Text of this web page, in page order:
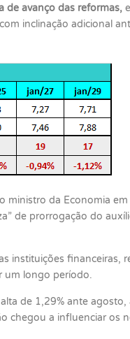
de avanço das reformas,
inclinação adicional
ministro da Economia
de prorrogação do
instituições financeiras,
um longo período.
de 1,29% ante agosto,
chegou a influenciar os